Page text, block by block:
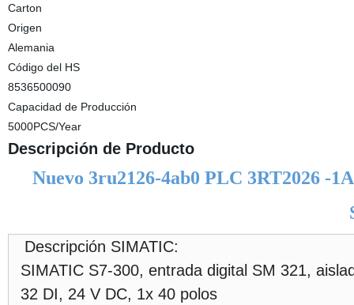
Carton
Origen
Alemania
Código del HS
8536500090
Capacidad de Producción
5000PCS/Year
Descripción de Producto
Nuevo 3ru2126-4ab0 PLC 3RT2026 -
Descripción SIMATIC:
SIMATIC S7-300, entrada digital SM 321,
32 DI, 24 V DC, 1x 40 polos